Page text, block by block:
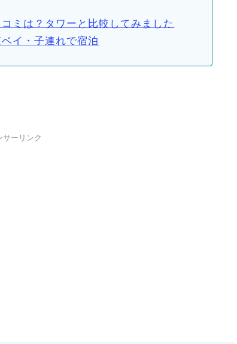
ミは？タワーと比較してみました
イ・子連れで宿泊
サーリンク